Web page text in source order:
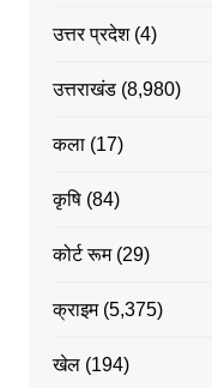
उत्तर प्रदेश(4)
उत्तराखंड(8,980)
कला(17)
कृषि(84)
कोर्ट रूम(29)
क्राइम(5,375)
खेल(194)